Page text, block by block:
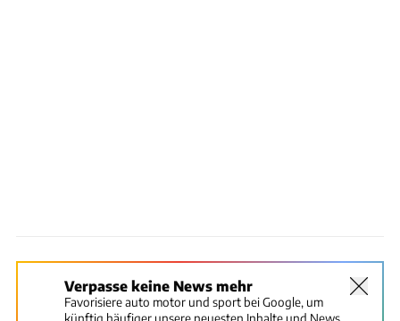
Verpasse keine News mehr
Favorisiere auto motor und sport bei Google, um
künftig häufiger unsere neuesten Inhalte und News